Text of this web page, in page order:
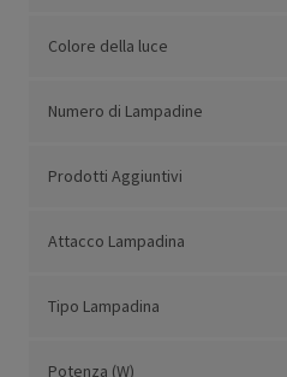
Colore della luce
Numero di Lampadine
Prodotti Aggiuntivi
Attacco Lampadina
Tipo Lampadina
Potenza (W)